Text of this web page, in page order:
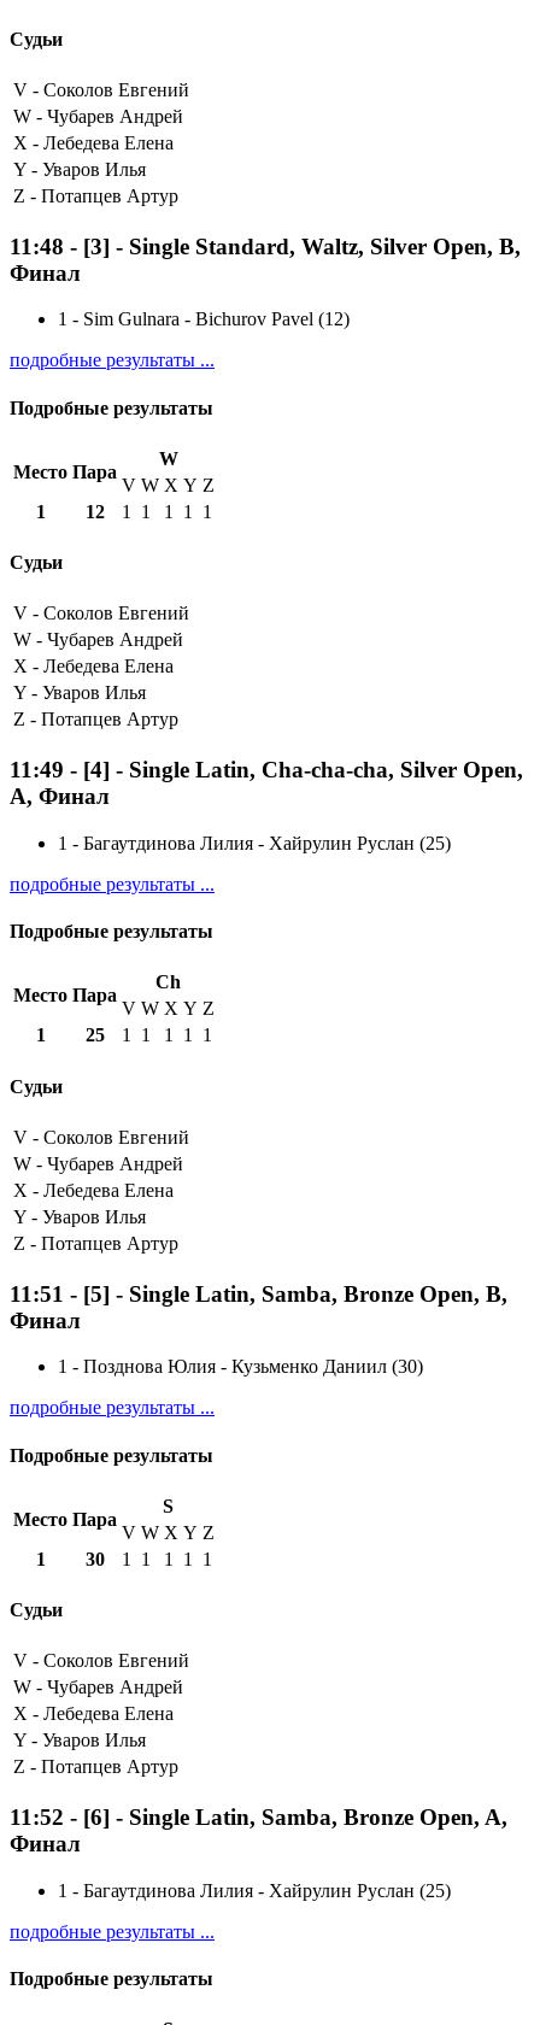
Судьи
V - Соколов Евгений
W - Чубарев Андрей
X - Лебедева Елена
Y - Уваров Илья
Z - Потапцев Артур
11:48 - [3] - Single Standard, Waltz, Silver Open, B,
Финал
1 - Sim Gulnara - Bichurov Pavel (12)
подробные результаты ...
Подробные результаты
Место Пара
W
V W X Y Z
1
12 1 1 1 1 1
Судьи
V - Соколов Евгений
W - Чубарев Андрей
X - Лебедева Елена
Y - Уваров Илья
Z - Потапцев Артур
11:49 - [4] - Single Latin, Cha-cha-cha, Silver Open,
A, Финал
1 - Багаутдинова Лилия - Хайрулин Руслан (25)
подробные результаты ...
Подробные результаты
Место Пара
Ch
V W X Y Z
1
25 1 1 1 1 1
Судьи
V - Соколов Евгений
W - Чубарев Андрей
X - Лебедева Елена
Y - Уваров Илья
Z - Потапцев Артур
11:51 - [5] - Single Latin, Samba, Bronze Open, B,
Финал
1 - Позднова Юлия - Кузьменко Даниил (30)
подробные результаты ...
Подробные результаты
Место Пара
S
V W X Y Z
1
30 1 1 1 1 1
Судьи
V - Соколов Евгений
W - Чубарев Андрей
X - Лебедева Елена
Y - Уваров Илья
Z - Потапцев Артур
11:52 - [6] - Single Latin, Samba, Bronze Open, A,
Финал
1 - Багаутдинова Лилия - Хайрулин Руслан (25)
подробные результаты ...
Подробные результаты